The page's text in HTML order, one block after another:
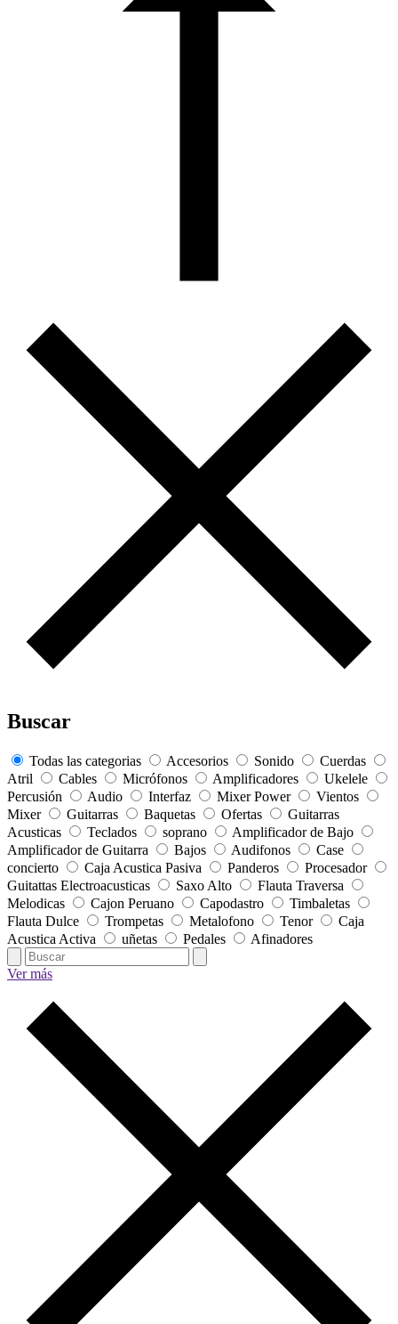
Buscar
Todas las categorias Accesorios Sonido
Cuerdas
Atril
Cables Micrófonos Amplificadores
Ukelele
Percusión
Audio Interfaz Mixer Power
Vientos
Mixer
Guitarras Baquetas Ofertas
Guitarras
Acusticas
Teclados soprano
Amplificador de Bajo
Amplificador de Guitarra
Bajos Audifonos
Case
concierto
Caja Acustica Pasiva Panderos
Procesador
Guitattas Electroacusticas
Saxo Alto
Flauta Traversa
Melodicas
Cajon Peruano Capodastro
Timbaletas
Flauta Dulce
Trompetas Metalofono Tenor
Caja
Acustica Activa
uñetas Pedales Afinadores
Ver más